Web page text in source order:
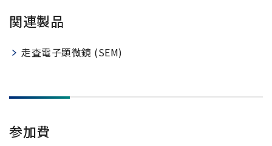
関連製品
走査電子顕微鏡 (SEM)
参加費